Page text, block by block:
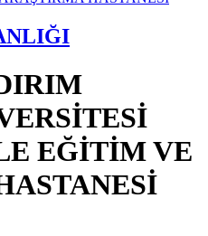
EĞİTİM VE